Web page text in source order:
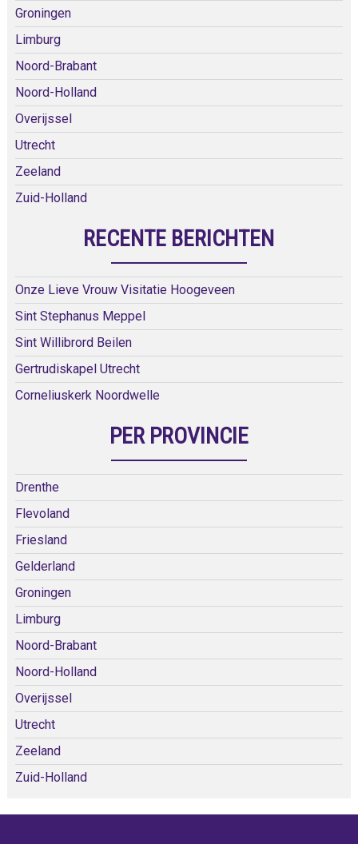
Groningen
Limburg
Noord-Brabant
Noord-Holland
Overijssel
Utrecht
Zeeland
Zuid-Holland
RECENTE BERICHTEN
Onze Lieve Vrouw Visitatie Hoogeveen
Sint Stephanus Meppel
Sint Willibrord Beilen
Gertrudiskapel Utrecht
Corneliuskerk Noordwelle
PER PROVINCIE
Drenthe
Flevoland
Friesland
Gelderland
Groningen
Limburg
Noord-Brabant
Noord-Holland
Overijssel
Utrecht
Zeeland
Zuid-Holland